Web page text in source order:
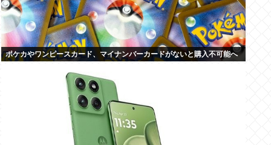
ポケカやワンピースカード、マイナンバーカードがないと購入不可能へ